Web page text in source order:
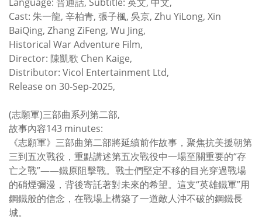
Cast: 朱一龍, 辛柏青, 張子楓, 吳京, Zhu YiLong, Xin
BaiQing, Zhang ZiFeng, Wu Jing,
Historical War Adventure Film,
Director: 陳凱歌 Chen Kaige,
Distributor: Vicol Entertainment Ltd,
Release on 30-Sep-2025,
(志願軍)三部曲系列第二部,
故事內容143 minutes:
《志願軍》三部曲第二部將延續前作故事，聚焦抗美援朝第
三到五次戰役，重點講述第五次戰役中一場至關重要的“存
亡之戰”——鐵原阻擊戰。戰士們堅定不移的目光穿過戰場
的硝煙彌漫，背後寄託著對未來的希望。這支“英雄鐵軍”用
鋼鐵般的信念，在戰場上構築了一道敵人沖不破的鋼鐵長
城。